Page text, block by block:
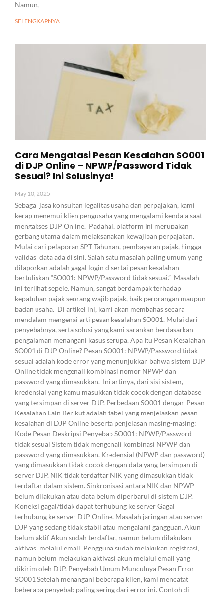
Namun,
SELENGKAPNYA
Cara Mengatasi Pesan Kesalahan SO001
di DJP Online – NPWP/Password Tidak
Sesuai? Ini Solusinya!
May 10, 2025
Sebagai jasa konsultan legalitas usaha dan perpajakan, kami
kerap menemui klien pengusaha yang mengalami kendala saat
mengakses DJP Online. Padahal, platform ini merupakan
gerbang utama dalam melaksanakan kewajiban perpajakan.
Mulai dari pelaporan SPT Tahunan, pembayaran pajak, hingga
validasi data ada di sini. Salah satu masalah paling umum yang
dilaporkan adalah gagal login disertai pesan kesalahan
bertuliskan “SO001: NPWP/Password tidak sesuai.” Masalah
ini terlihat sepele. Namun, sangat berdampak terhadap
kepatuhan pajak seorang wajib pajak, baik perorangan maupun
badan usaha. Di artikel ini, kami akan membahas secara
mendalam mengenai arti pesan kesalahan SO001. Mulai dari
penyebabnya, serta solusi yang kami sarankan berdasarkan
pengalaman menangani kasus serupa. Apa Itu Pesan Kesalahan
SO001 di DJP Online? Pesan SO001: NPWP/Password tidak
sesuai adalah kode error yang menunjukkan bahwa sistem DJP
Online tidak mengenali kombinasi nomor NPWP dan
password yang dimasukkan. Ini artinya, dari sisi sistem,
kredensial yang kamu masukkan tidak cocok dengan database
yang tersimpan di server DJP. Perbedaan SO001 dengan Pesan
Kesalahan Lain Berikut adalah tabel yang menjelaskan pesan
kesalahan di DJP Online beserta penjelasan masing-masing:
Kode Pesan Deskripsi Penyebab SO001: NPWP/Password
tidak sesuai Sistem tidak mengenali kombinasi NPWP dan
password yang dimasukkan. Kredensial (NPWP dan password)
yang dimasukkan tidak cocok dengan data yang tersimpan di
server DJP. NIK tidak terdaftar NIK yang dimasukkan tidak
terdaftar dalam sistem. Sinkronisasi antara NIK dan NPWP
belum dilakukan atau data belum diperbarui di sistem DJP.
Koneksi gagal/tidak dapat terhubung ke server Gagal
terhubung ke server DJP Online. Masalah jaringan atau server
DJP yang sedang tidak stabil atau mengalami gangguan. Akun
belum aktif Akun sudah terdaftar, namun belum dilakukan
aktivasi melalui email. Pengguna sudah melakukan registrasi,
namun belum melakukan aktivasi akun melalui email yang
dikirim oleh DJP. Penyebab Umum Munculnya Pesan Error
SO001 Setelah menangani beberapa klien, kami mencatat
beberapa penyebab paling sering dari error ini. Contoh di